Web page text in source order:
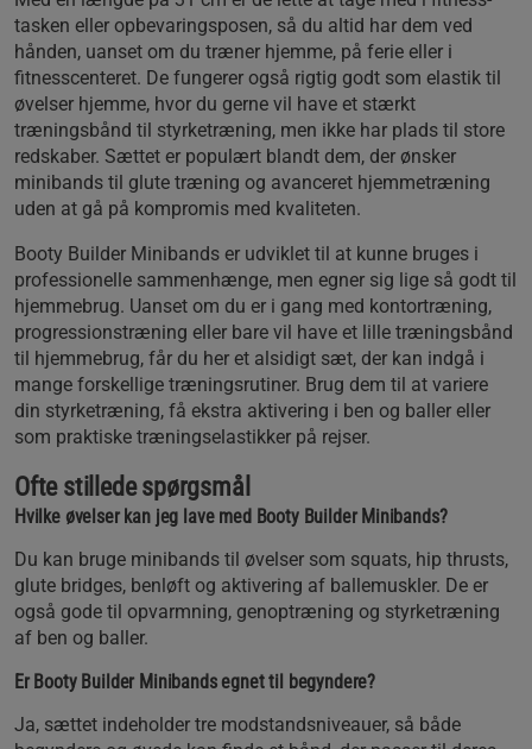
tasken eller opbevaringsposen, så du altid har dem ved
hånden, uanset om du træner hjemme, på ferie eller i
fitnesscenteret. De fungerer også rigtig godt som elastik til
øvelser hjemme, hvor du gerne vil have et stærkt
træningsbånd til styrketræning, men ikke har plads til store
redskaber. Sættet er populært blandt dem, der ønsker
minibands til glute træning og avanceret hjemmetræning
uden at gå på kompromis med kvaliteten.
Booty Builder Minibands er udviklet til at kunne bruges i
professionelle sammenhænge, men egner sig lige så godt til
hjemmebrug. Uanset om du er i gang med kontortræning,
progressionstræning eller bare vil have et lille træningsbånd
til hjemmebrug, får du her et alsidigt sæt, der kan indgå i
mange forskellige træningsrutiner. Brug dem til at variere
din styrketræning, få ekstra aktivering i ben og baller eller
som praktiske træningselastikker på rejser.
Ofte stillede spørgsmål
Hvilke øvelser kan jeg lave med Booty Builder Minibands?
Du kan bruge minibands til øvelser som squats, hip thrusts,
glute bridges, benløft og aktivering af ballemuskler. De er
også gode til opvarmning, genoptræning og styrketræning
af ben og baller.
Er Booty Builder Minibands egnet til begyndere?
Ja, sættet indeholder tre modstandsniveauer, så både